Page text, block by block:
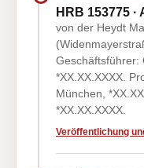
HRB 153775
von der Heydt
Geschäftsführer:
*XX.XX.XXXX.
München,
*XX.XX.XXXX.
Veröffentlichung